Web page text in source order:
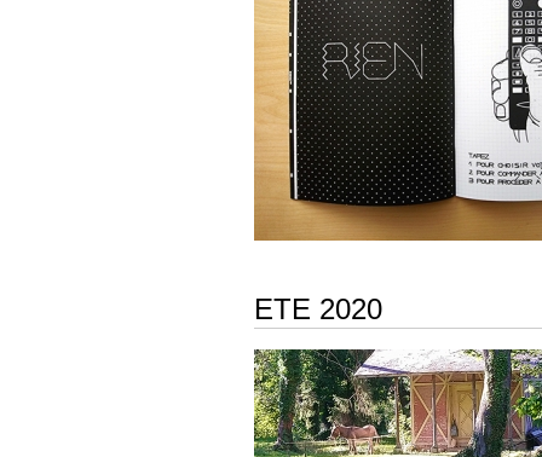
ETE 2020